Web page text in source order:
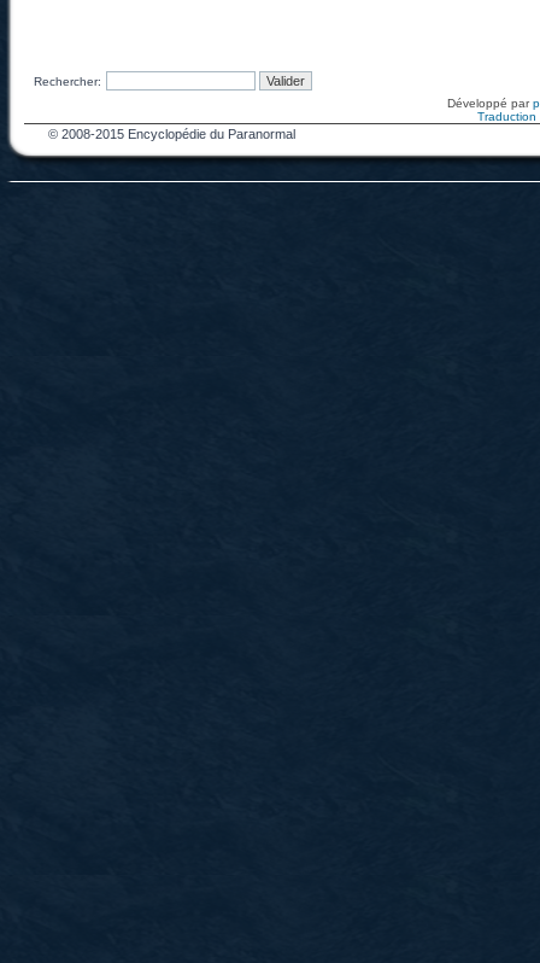
Rechercher:
Développé par
Traduction
© 2008-2015 Encyclopédie du Paranormal